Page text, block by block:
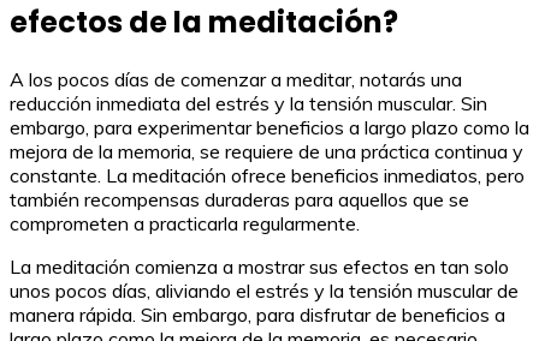
efectos de la meditación?
A los pocos días de comenzar a meditar, notarás una
reducción inmediata del estrés y la tensión muscular. Sin
embargo, para experimentar beneficios a largo plazo como la
mejora de la memoria, se requiere de una práctica continua y
constante. La meditación ofrece beneficios inmediatos, pero
también recompensas duraderas para aquellos que se
comprometen a practicarla regularmente.
La meditación comienza a mostrar sus efectos en tan solo
unos pocos días, aliviando el estrés y la tensión muscular de
manera rápida. Sin embargo, para disfrutar de beneficios a